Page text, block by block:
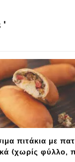
'
πιτάκια με
(χωρίς φύλλο,